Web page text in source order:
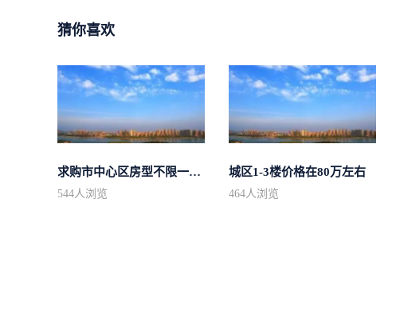
猜你喜欢
求购市中心区房型不限一室一厅一卫简...
544人浏览
城区1-3楼价格在80万左右
464人浏览